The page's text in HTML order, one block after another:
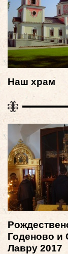
Наш храм
Годеново и
Лавру 2017